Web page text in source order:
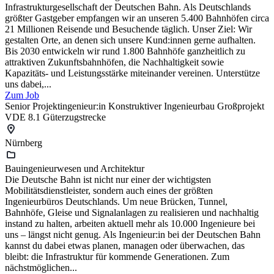
Infrastrukturgesellschaft der Deutschen Bahn. Als Deutschlands
größter Gastgeber empfangen wir an unseren 5.400 Bahnhöfen circa
21 Millionen Reisende und Besuchende täglich. Unser Ziel: Wir
gestalten Orte, an denen sich unsere Kund:innen gerne aufhalten.
Bis 2030 entwickeln wir rund 1.800 Bahnhöfe ganzheitlich zu
attraktiven Zukunftsbahnhöfen, die Nachhaltigkeit sowie
Kapazitäts- und Leistungsstärke miteinander vereinen. Unterstütze
uns dabei,...
Zum Job
Senior Projektingenieur:in Konstruktiver Ingenieurbau Großprojekt
VDE 8.1 Güterzugstrecke
Nürnberg
Bauingenieurwesen und Architektur
Die Deutsche Bahn ist nicht nur einer der wichtigsten
Mobilitätsdienstleister, sondern auch eines der größten
Ingenieurbüros Deutschlands. Um neue Brücken, Tunnel,
Bahnhöfe, Gleise und Signalanlagen zu realisieren und nachhaltig
instand zu halten, arbeiten aktuell mehr als 10.000 Ingenieure bei
uns – längst nicht genug. Als Ingenieur:in bei der Deutschen Bahn
kannst du dabei etwas planen, managen oder überwachen, das
bleibt: die Infrastruktur für kommende Generationen. Zum
nächstmöglichen...